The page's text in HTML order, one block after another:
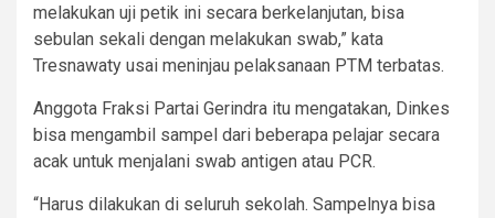
melakukan uji petik ini secara berkelanjutan, bisa
sebulan sekali dengan melakukan swab,” kata
Tresnawaty usai meninjau pelaksanaan PTM terbatas.
Anggota Fraksi Partai Gerindra itu mengatakan, Dinkes
bisa mengambil sampel dari beberapa pelajar secara
acak untuk menjalani swab antigen atau PCR.
“Harus dilakukan di seluruh sekolah. Sampelnya bisa